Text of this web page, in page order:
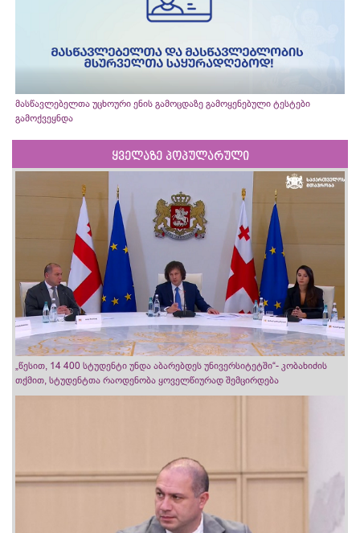
მასწავლებელთა უცხოური ენის გამოცდაზე გამოყენებული ტესტები
გამოქვეყნდა
ყველაზე პოპულარული
„წესით, 14 400 სტუდენტი უნდა აბარებდეს უნივერსიტეტში“- კობახიძის
თქმით, სტუდენტთა რაოდენობა ყოველწიურად შემცირდება